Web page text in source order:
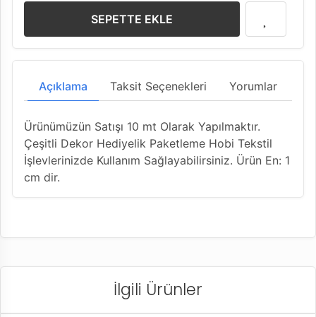
SEPETTE EKLE
Açıklama Taksit Seçenekleri Yorumlar
Ürünümüzün Satışı 10 mt Olarak Yapılmaktır.
Çeşitli Dekor Hediyelik Paketleme Hobi Tekstil
İşlevlerinizde Kullanım Sağlayabilirsiniz. Ürün En: 1
cm dir.
İlgili Ürünler